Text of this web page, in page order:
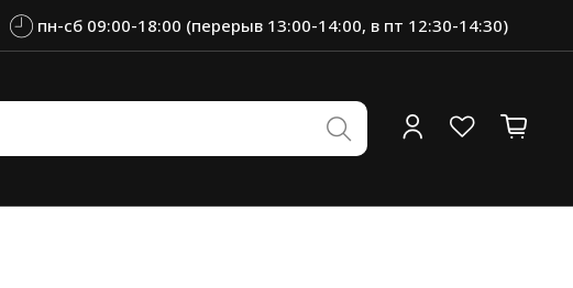
пн-сб 09:00-18:00 (перерыв 13:00-14:00, в пт 12:30-14:30)